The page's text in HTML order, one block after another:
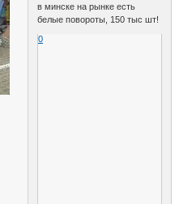
в минске на рынке есть
белые повороты, 150 тыс шт!
0